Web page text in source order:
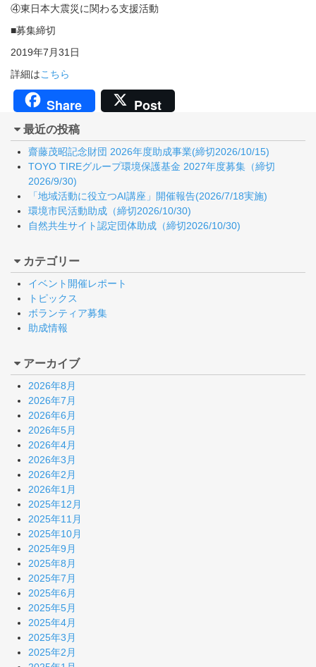
④東日本大震災に関わる支援活動
■募集締切
2019年7月31日
詳細はこちら
Share Post
最近の投稿
齋藤茂昭記念財団 2026年度助成事業(締切2026/10/15)
TOYO TIREグループ環境保護基金 2027年度募集（締切
2026/9/30)
「地域活動に役立つAI講座」開催報告(2026/7/18実施)
環境市民活動助成（締切2026/10/30)
自然共生サイト認定団体助成（締切2026/10/30)
カテゴリー
イベント開催レポート
トピックス
ボランティア募集
助成情報
アーカイブ
2026年8月
2026年7月
2026年6月
2026年5月
2026年4月
2026年3月
2026年2月
2026年1月
2025年12月
2025年11月
2025年10月
2025年9月
2025年8月
2025年7月
2025年6月
2025年5月
2025年4月
2025年3月
2025年2月